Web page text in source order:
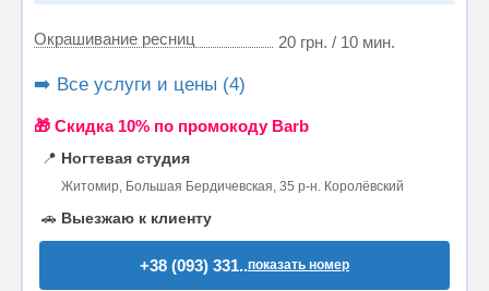
Окрашивание ресниц 20 грн. / 10 мин.
➡️ Все услуги и цены (4)
🎁 Cкидка 10% по промокоду Barb
📍 Ногтевая студия
Житомир, Большая Бердичевская, 35 р-н. Королёвский
🚗 Выезжаю к клиенту
+38 (093) 331..показать номер